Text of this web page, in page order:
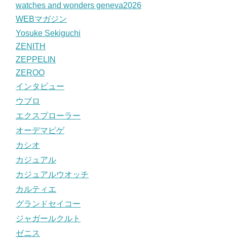
watches and wonders geneva2026
WEBマガジン
Yosuke Sekiguchi
ZENITH
ZEPPELIN
ZEROO
インタビュー
ウブロ
エクスプローラー
オーデマピゲ
カシオ
カジュアル
カジュアルウオッチ
カルティエ
グランドセイコー
ジャガールクルト
ゼニス